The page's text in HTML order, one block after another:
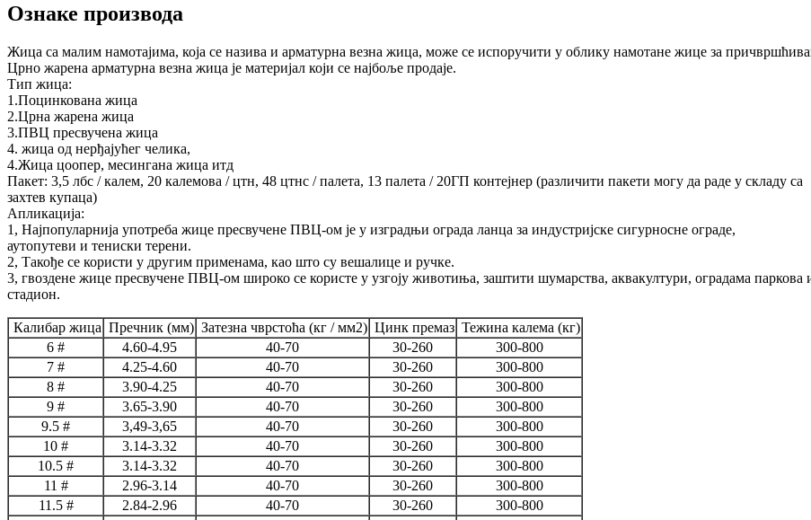
Ознаке производа
Жица са малим намотајима, која се назива и арматурна везна жица, може се испоручити у облику намотане жице за
Црно жарена арматурна везна жица је материјал који се најбоље продаје.
Тип жица:
1.Поцинкована жица
2.Црна жарена жица
3.ПВЦ пресвучена жица
4. жица од нерђајућег челика,
4.Жица цоопер, месингана жица итд
Пакет: 3,5 лбс / калем, 20 калемова / цтн, 48 цтнс / палета, 13 палета / 20ГП контејнер (различити пакети могу да раде у складу са
захтев купаца)
Апликација:
1, Најпопуларнија употреба жице пресвучене ПВЦ-ом је у изградњи ограда ланца за индустријске сигурносне ограде,
аутопутеви и тениски терени.
2, Такође се користи у другим применама, као што су вешалице и ручке.
3, гвоздене жице пресвучене ПВЦ-ом широко се користе у узгоју животиња, заштити шумарства, аквакултури, оградама паркова
стадион.
Калибар жица Пречник (мм) Затезна чврстоћа (кг / мм2) Цинк премаз Тежина калема (кг)
6 #
4.60-4.95 40-70 30-260
300-800
7 #
4.25-4.60 40-70 30-260
300-800
8 #
3.90-4.25 40-70 30-260
300-800
9 #
3.65-3.90 40-70 30-260
300-800
9.5 #
3,49-3,65 40-70 30-260
300-800
10 #
3.14-3.32 40-70 30-260
300-800
10.5 #
3.14-3.32 40-70 30-260
300-800
11 #
2.96-3.14 40-70 30-260
300-800
11.5 #
2.84-2.96 40-70 30-260
300-800